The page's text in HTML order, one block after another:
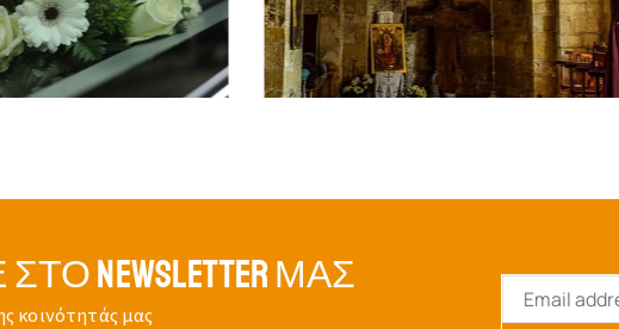
NEWSLETTER ΜΑΣ
κοινότητάς μας